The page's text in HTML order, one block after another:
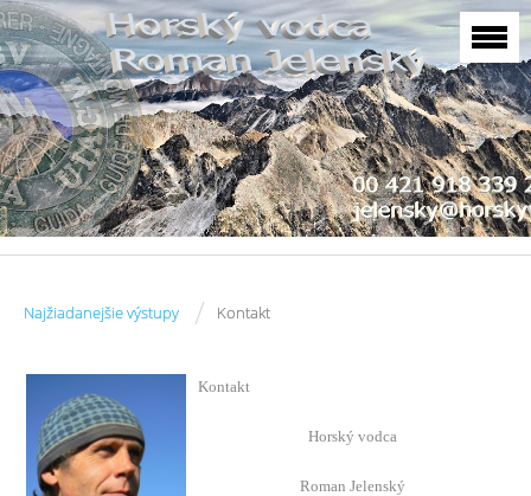
Najžiadanejšie výstupy / Kontakt
Kontakt
Horský vodca
Roman Jelenský